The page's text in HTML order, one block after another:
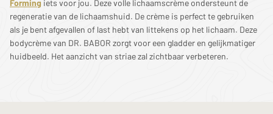
Forming iets voor jou. Deze volle lichaamscrème ondersteunt de
regeneratie van de lichaamshuid. De crème is perfect te gebruiken
als je bent afgevallen of last hebt van littekens op het lichaam. Deze
bodycrème van DR. BABOR zorgt voor een gladder en gelijkmatiger
huidbeeld. Het aanzicht van striae zal zichtbaar verbeteren.